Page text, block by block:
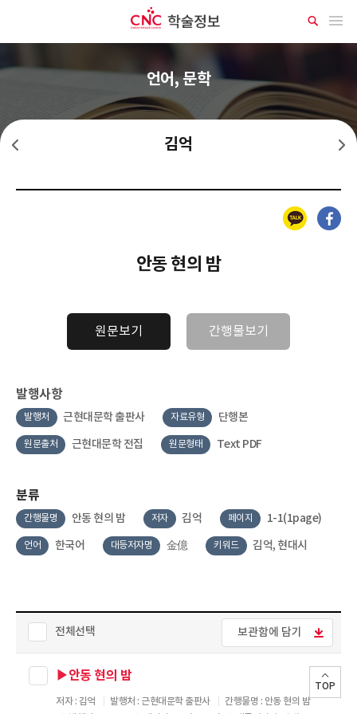
메뉴 열기
상
세
언어, 문학
김억 김영랑
카카오톡 페이스북
안동 현의 밤
원문보기 간행물보기
발행사항
발행처 근현대문학 출판사 자료유형 단행본
원문출처 근현대문학 전집 원문형태 Text PDF
분류
간행물명 안동 현의 밤 저자 김억 페이지 1-1(1page)
언어 한국어 대등저자명 金億 키워드 김억, 현대시
전체선택 보관함에 담기
▶안동 현의 밤
저자 : 김억 발행처 : 근현대문학 출판사
간행물명 : 안동 현의 밤
TOP